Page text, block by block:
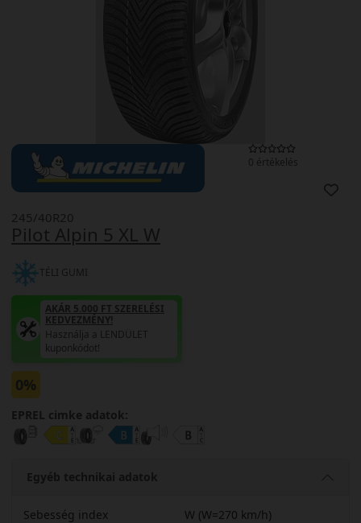
0 értékelés
Pilot Alpin 5 XL W
245/40R20
TÉLI GUMI
AKÁR 5.000 FT SZERELÉSI
KEDVEZMÉNY!
Használja a LENDÜLET
kuponkódot!
0%
EPREL cimke adatok:
Egyéb technikai adatok
Sebesség index
W (W=270 km/h)